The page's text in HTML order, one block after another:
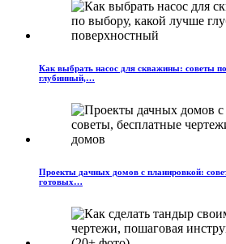
Как выбрать насос для скважины: советы
глубинный,…
Проекты дачных домов с планировкой:
готовых…